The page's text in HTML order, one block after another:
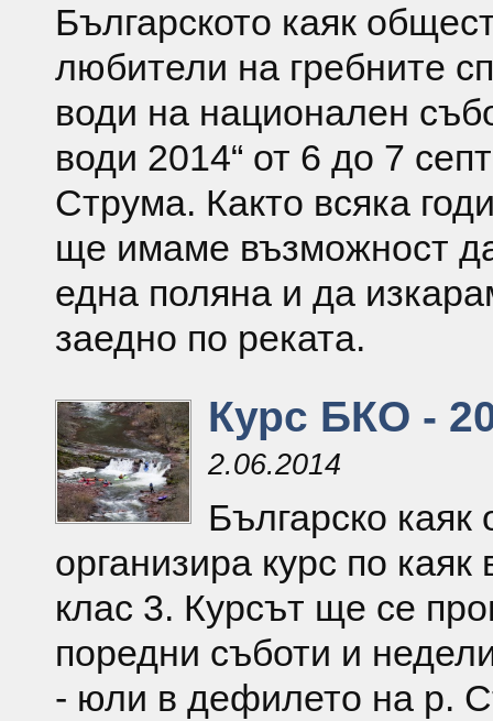
Българското каяк
любители на гребните
води на национален
води 2014“ от 6 до 7
Струма. Както всяка
ще имаме възможност
една поляна и да
заедно по реката.
Курс БКО -
2.06.2014
Българско
организира курс по
клас 3. Курсът ще се
поредни съботи и
- юли в дефилето на р.